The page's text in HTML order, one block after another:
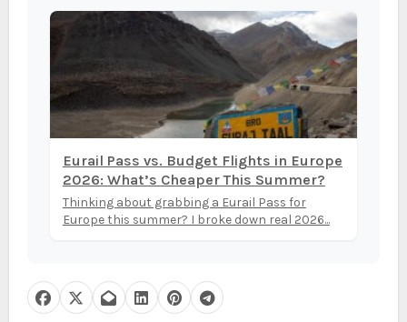
Eurail Pass vs. Budget Flights in Europe
2026: What’s Cheaper This Summer?
Thinking about grabbing a Eurail Pass for
Europe this summer? I broke down real 2026...